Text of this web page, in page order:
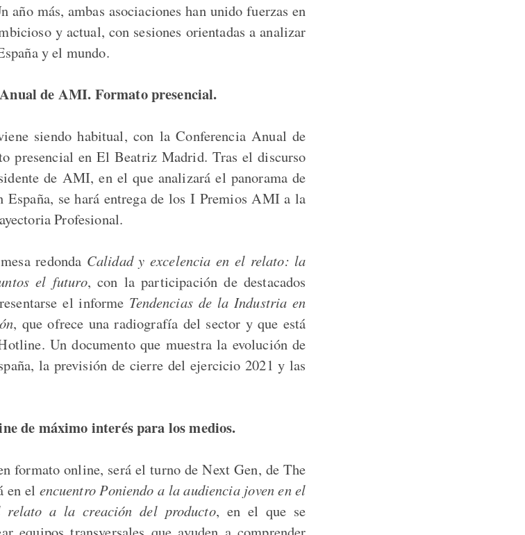
más, ambas asociaciones han unido fuerzas en
y actual, con sesiones orientadas a analizar
y el mundo.
de AMI. Formato presencial.
siendo habitual, con la Conferencia Anual de
presencial en El Beatriz Madrid. Tras el discurso
de AMI, en el que analizará el panorama de
se hará entrega de los I Premios AMI a la
Profesional.
redonda Calidad y excelencia en el relato: la
el futuro, con la participación de destacados
el informe Tendencias de la Industria en
, que ofrece una radiografía del sector y que está
Un documento que muestra la evolución de
la previsión de cierre del ejercicio 2021 y las
de máximo interés para los medios.
formato online, será el turno de Next Gen, de The
en el encuentro Poniendo a la audiencia joven en el
a la creación del producto, en el que se